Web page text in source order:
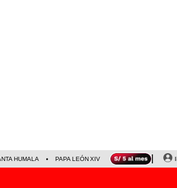
HUMALA PAPA LEÓN XIV NALDY SALDAÑA